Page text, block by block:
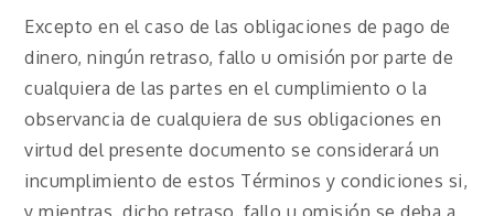
Excepto en el caso de las obligaciones de pago de
dinero, ningún retraso, fallo u omisión por parte de
cualquiera de las partes en el cumplimiento o la
observancia de cualquiera de sus obligaciones en
virtud del presente documento se considerará un
incumplimiento de estos Términos y condiciones si,
y mientras, dicho retraso, fallo u omisión se deba a